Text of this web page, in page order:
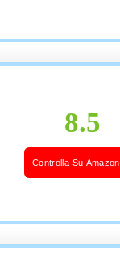
8.5
Controlla Su Amazon